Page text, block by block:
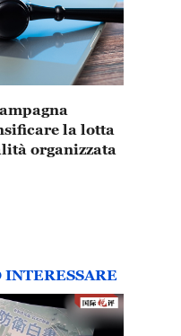
la lotta
organizzata
INTERESSARE